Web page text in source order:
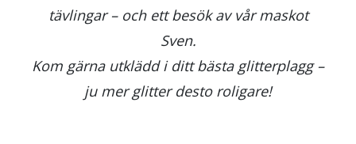
tävlingar – och ett besök av vår maskot
Sven.
Kom gärna utklädd i ditt bästa glitterplagg –
ju mer glitter desto roligare!